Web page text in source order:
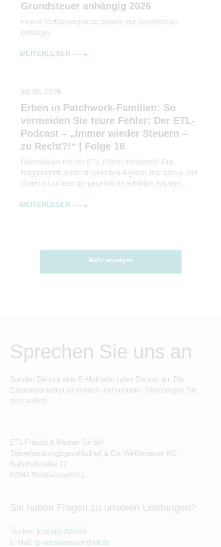
Grundsteuer anhängig 2026
Erneut Verfassungsbeschwerde zur Grundsteuer
anhängig
WEITERLESEN
30.06.2026
Erben in Patchwork-Familien: So
vermeiden Sie teure Fehler: Der ETL-
Podcast – „Immer wieder Steuern –
zu Recht?!“ | Folge 16
Gemeinsam mit der ETL-Erbrechtsexpertin Pia
Roggendorff-Jentsch sprechen Aigerim Rachimow und
Dietrich Loll über die gesetzliche Erbfolge, häufige
Möglichkeiten einer vorausschauenden
WEITERLESEN
Mehr anzeigen
Sprechen Sie uns an
Senden Sie uns eine E-Mail oder rufen Sie uns an. Die
Zusammenarbeit ist einfach und bequem. Überzeugen Sie
sich selbst!
ETL Freund & Partner GmbH
Steuerberatungsgesellschaft & Co. Weißwasser KG
Bahnhofstraße 12
02943 Weißwasser/O.L.
Sie haben Fragen zu unseren Leistungen?
Telefon: (03576) 207018
E-Mail: fp-weisswasser@etl.de